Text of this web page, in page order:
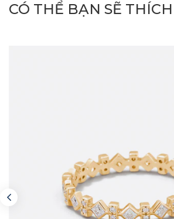
CÓ THỂ BẠN SẼ THÍCH